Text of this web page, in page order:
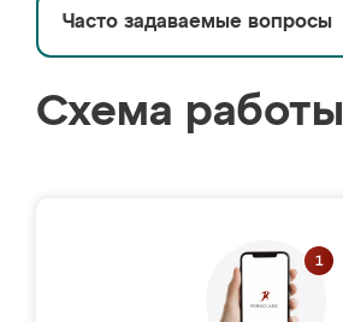
Часто задаваемые вопросы
Схема работы